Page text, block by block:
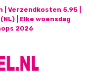
Verzendkosten 5,95 |
| Elke woensdag
2026